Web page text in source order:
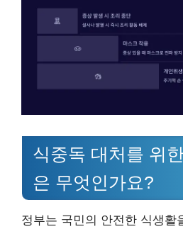
식중독 대처를 위
은 무엇인가요?
정부는 국민의 안전한 식생활